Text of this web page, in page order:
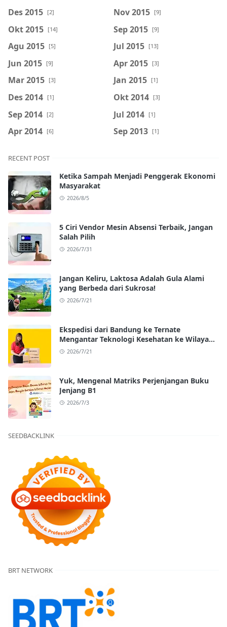
Des 2015 [2] Nov 2015 [9]
Okt 2015 [14] Sep 2015 [9]
Agu 2015 [5] Jul 2015 [13]
Jun 2015 [9] Apr 2015 [3]
Mar 2015 [3] Jan 2015 [1]
Des 2014 [1] Okt 2014 [3]
Sep 2014 [2] Jul 2014 [1]
Apr 2014 [6] Sep 2013 [1]
RECENT POST
Ketika Sampah Menjadi Penggerak Ekonomi
Masyarakat
2026/8/5
5 Ciri Vendor Mesin Absensi Terbaik, Jangan
Salah Pilih
2026/7/31
Jangan Keliru, Laktosa Adalah Gula Alami
yang Berbeda dari Sukrosa!
2026/7/21
Ekspedisi dari Bandung ke Ternate
Mengantar Teknologi Kesehatan ke Wilayah
Kepulauan
2026/7/21
Yuk, Mengenal Matriks Perjenjangan Buku
Jenjang B1
2026/7/3
SEEDBACKLINK
BRT NETWORK